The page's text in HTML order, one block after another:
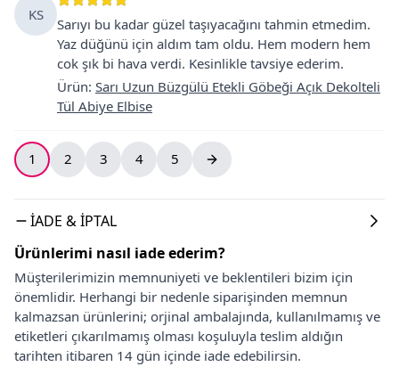
KS
Sarıyı bu kadar güzel taşıyacağını tahmin etmedim.
Yaz düğünü için aldım tam oldu. Hem modern hem
cok şık bi hava verdi. Kesinlikle tavsiye ederim.
Ürün: Sarı Uzun Büzgülü Etekli Göbeği Açık Dekolteli
Tül Abiye Elbise
1 2 3 4 5
İADE & İPTAL
Ürünlerimi nasıl iade ederim?
Müşterilerimizin memnuniyeti ve beklentileri bizim için
önemlidir. Herhangi bir nedenle siparişinden memnun
kalmazsan ürünlerini; orjinal ambalajında, kullanılmamış ve
etiketleri çıkarılmamış olması koşuluyla teslim aldığın
tarihten itibaren 14 gün içinde iade edebilirsin.